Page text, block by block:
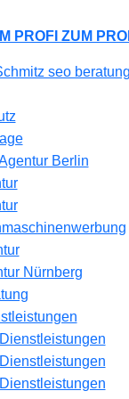
PROFI ZUM
seo
Berlin
Nürnberg